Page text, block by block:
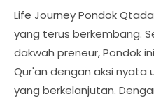
Life Journey Pondok
yang terus berkembang.
dakwah preneur, Pondok
Qur'an dengan aksi
yang berkelanjutan.